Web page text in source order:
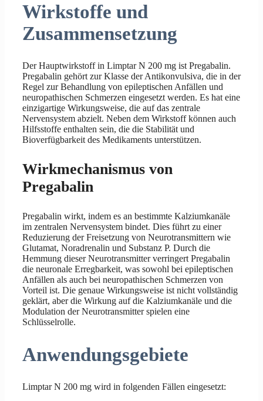
Wirkstoffe und
Zusammensetzung
Der Hauptwirkstoff in Limptar N 200 mg ist Pregabalin.
Pregabalin gehört zur Klasse der Antikonvulsiva, die in der
Regel zur Behandlung von epileptischen Anfällen und
neuropathischen Schmerzen eingesetzt werden. Es hat eine
einzigartige Wirkungsweise, die auf das zentrale
Nervensystem abzielt. Neben dem Wirkstoff können auch
Hilfsstoffe enthalten sein, die die Stabilität und
Bioverfügbarkeit des Medikaments unterstützen.
Wirkmechanismus von
Pregabalin
Pregabalin wirkt, indem es an bestimmte Kalziumkanäle
im zentralen Nervensystem bindet. Dies führt zu einer
Reduzierung der Freisetzung von Neurotransmittern wie
Glutamat, Noradrenalin und Substanz P. Durch die
Hemmung dieser Neurotransmitter verringert Pregabalin
die neuronale Erregbarkeit, was sowohl bei epileptischen
Anfällen als auch bei neuropathischen Schmerzen von
Vorteil ist. Die genaue Wirkungsweise ist nicht vollständig
geklärt, aber die Wirkung auf die Kalziumkanäle und die
Modulation der Neurotransmitter spielen eine
Schlüsselrolle.
Anwendungsgebiete
Limptar N 200 mg wird in folgenden Fällen eingesetzt: